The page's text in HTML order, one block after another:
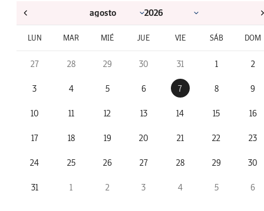
LUN MAR MIÉ JUE VIE SÁB DOM
27 28 29 30 31 1 2
3 4 5 6 7 8 9
10 11 12 13 14 15 16
17 18 19 20 21 22 23
24 25 26 27 28 29 30
31 1 2 3 4 5 6